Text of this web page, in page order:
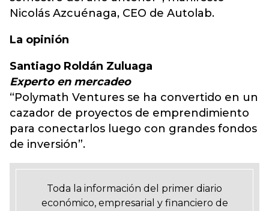
Nicolás Azcuénaga, CEO de Autolab.
La opinión
Santiago Roldán Zuluaga
Experto en mercadeo
“Polymath Ventures se ha convertido en un
cazador de proyectos de emprendimiento
para conectarlos luego con grandes fondos
de inversión”.
Toda la información del primer diario
económico, empresarial y financiero de